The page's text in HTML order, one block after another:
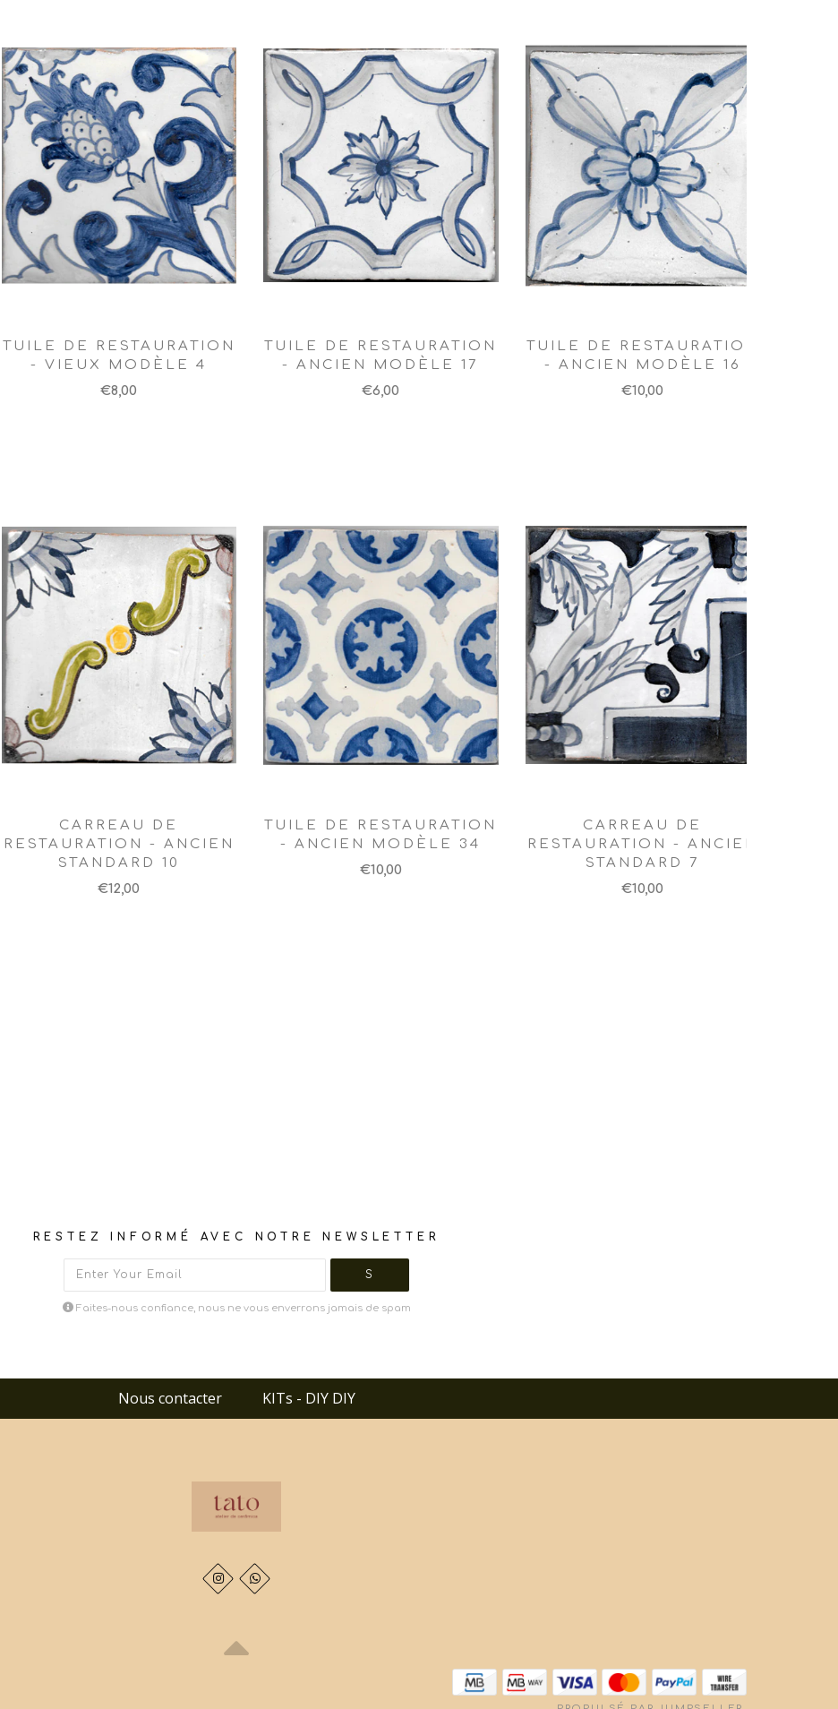
TUILE DE RESTAURATION
- VIEUX MODÈLE 4
€8,00
TUILE DE RESTAURATION
- ANCIEN MODÈLE 17
€6,00
TUILE DE RESTAURATION
- ANCIEN MODÈLE 16
€10,00
CARREAU DE
RESTAURATION - ANCIEN
STANDARD 10
€12,00
TUILE DE RESTAURATION
- ANCIEN MODÈLE 34
€10,00
CARREAU DE
RESTAURATION - ANCIEN
STANDARD 7
€10,00
RESTEZ INFORMÉ AVEC NOTRE NEWSLETTER
Faites-nous confiance, nous ne vous enverrons jamais de spam
Nous contacter KITs - DIY DIY